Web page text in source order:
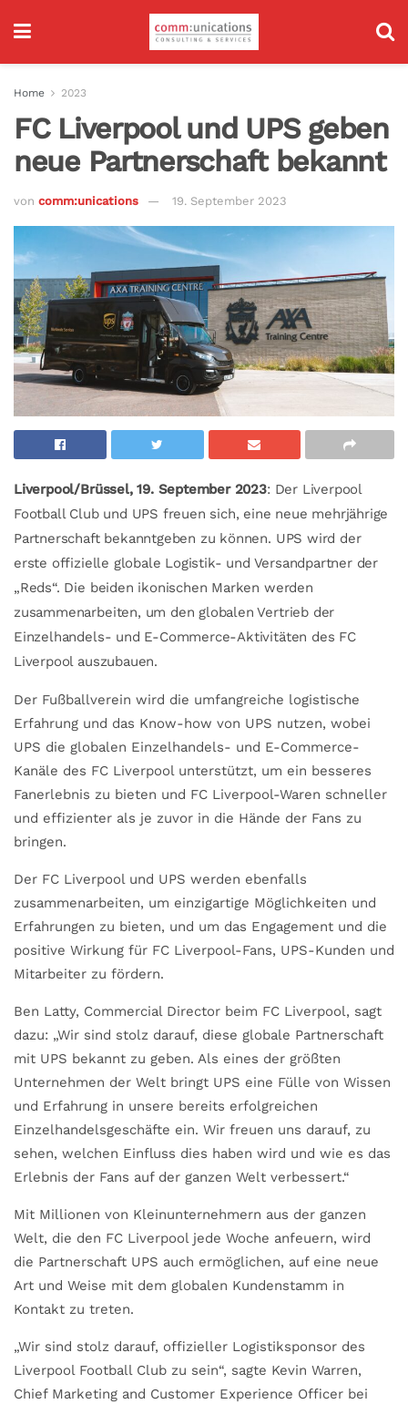
Home 2023
FC Liverpool und UPS geben
neue Partnerschaft bekannt
von comm:unications 19. September 2023
Liverpool/Brüssel, 19. September 2023: Der Liverpool
Football Club und UPS freuen sich, eine neue mehrjährige
Partnerschaft bekanntgeben zu können. UPS wird der
erste offizielle globale Logistik- und Versandpartner der
„Reds“. Die beiden ikonischen Marken werden
zusammenarbeiten, um den globalen Vertrieb der
Einzelhandels- und E-Commerce-Aktivitäten des FC
Liverpool auszubauen.
Der Fußballverein wird die umfangreiche logistische
Erfahrung und das Know-how von UPS nutzen, wobei
UPS die globalen Einzelhandels- und E-Commerce-
Kanäle des FC Liverpool unterstützt, um ein besseres
Fanerlebnis zu bieten und FC Liverpool-Waren schneller
und effizienter als je zuvor in die Hände der Fans zu
bringen.
Der FC Liverpool und UPS werden ebenfalls
zusammenarbeiten, um einzigartige Möglichkeiten und
Erfahrungen zu bieten, und um das Engagement und die
positive Wirkung für FC Liverpool-Fans, UPS-Kunden und
Mitarbeiter zu fördern.
Ben Latty, Commercial Director beim FC Liverpool, sagt
dazu: „Wir sind stolz darauf, diese globale Partnerschaft
mit UPS bekannt zu geben. Als eines der größten
Unternehmen der Welt bringt UPS eine Fülle von Wissen
und Erfahrung in unsere bereits erfolgreichen
Einzelhandelsgeschäfte ein. Wir freuen uns darauf, zu
sehen, welchen Einfluss dies haben wird und wie es das
Erlebnis der Fans auf der ganzen Welt verbessert.“
Mit Millionen von Kleinunternehmern aus der ganzen
Welt, die den FC Liverpool jede Woche anfeuern, wird
die Partnerschaft UPS auch ermöglichen, auf eine neue
Art und Weise mit dem globalen Kundenstamm in
Kontakt zu treten.
„Wir sind stolz darauf, offizieller Logistiksponsor des
Liverpool Football Club zu sein“, sagte Kevin Warren,
Chief Marketing and Customer Experience Officer bei